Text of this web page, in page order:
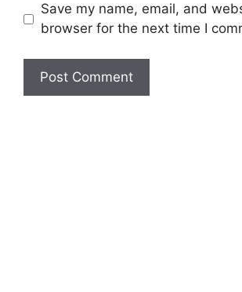
Save my name, email, and
browser for the next time I